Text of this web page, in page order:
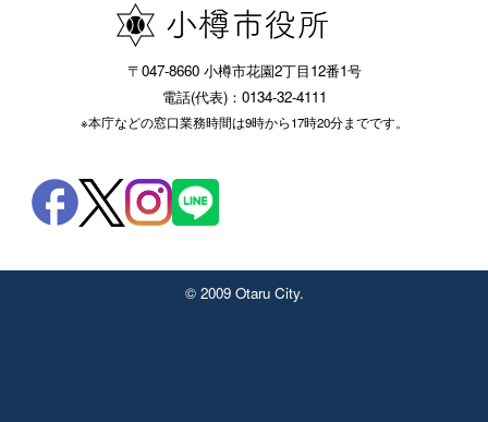
〒047-8660 小樽市花園2丁目12番1号
電話(代表)：0134-32-4111
※本庁などの窓口業務時間は9時から17時20分までです。
© 2009 Otaru City.